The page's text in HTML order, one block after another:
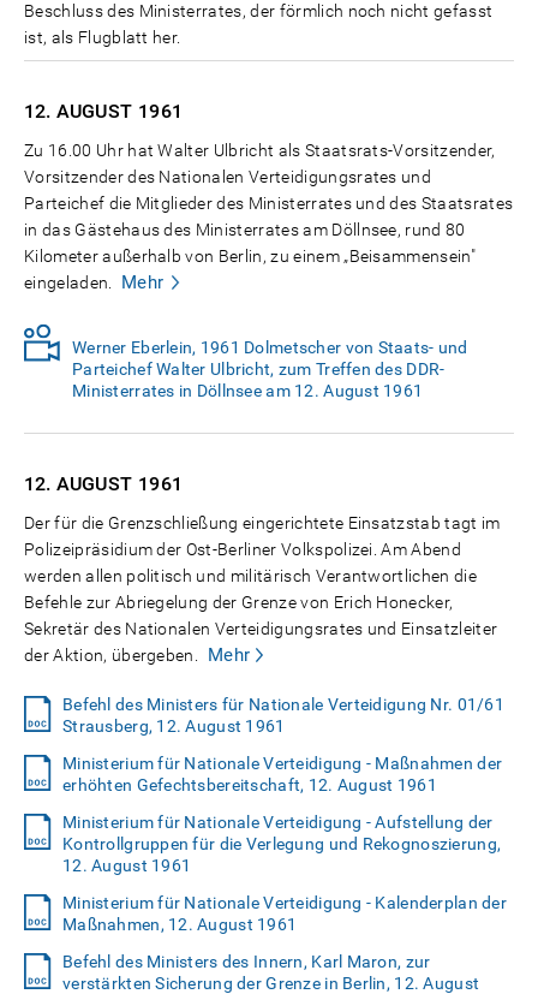
Beschluss des Ministerrates, der förmlich noch nicht gefasst
ist, als Flugblatt her.
12. AUGUST 1961
Zu 16.00 Uhr hat Walter Ulbricht als Staatsrats-Vorsitzender,
Vorsitzender des Nationalen Verteidigungsrates und
Parteichef die Mitglieder des Ministerrates und des Staatsrates
in das Gästehaus des Ministerrates am Döllnsee, rund 80
Kilometer außerhalb von Berlin, zu einem „Beisammensein"
eingeladen.
Mehr
Werner Eberlein, 1961 Dolmetscher von Staats- und
Parteichef Walter Ulbricht, zum Treffen des DDR-
Ministerrates in Döllnsee am 12. August 1961
12. AUGUST 1961
Der für die Grenzschließung eingerichtete Einsatzstab tagt im
Polizeipräsidium der Ost-Berliner Volkspolizei. Am Abend
werden allen politisch und militärisch Verantwortlichen die
Befehle zur Abriegelung der Grenze von Erich Honecker,
Sekretär des Nationalen Verteidigungsrates und Einsatzleiter
der Aktion, übergeben.
Mehr
Befehl des Ministers für Nationale Verteidigung Nr. 01/61
Strausberg, 12. August 1961
Ministerium für Nationale Verteidigung - Maßnahmen der
erhöhten Gefechtsbereitschaft, 12. August 1961
Ministerium für Nationale Verteidigung - Aufstellung der
Kontrollgruppen für die Verlegung und Rekognoszierung,
12. August 1961
Ministerium für Nationale Verteidigung - Kalenderplan der
Maßnahmen, 12. August 1961
Befehl des Ministers des Innern, Karl Maron, zur
verstärkten Sicherung der Grenze in Berlin, 12. August